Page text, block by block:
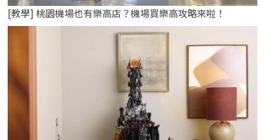
[教學] 桃園機場也有樂高店？機場買樂高攻略來啦！